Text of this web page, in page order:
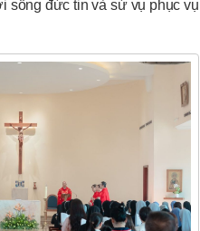
sống đức tin và sứ vụ phục vụ